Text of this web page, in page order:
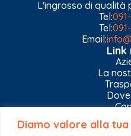
Diamo valore alla
L'ingrosso di qualità
Tel:
Tel:
Email:
Link
La